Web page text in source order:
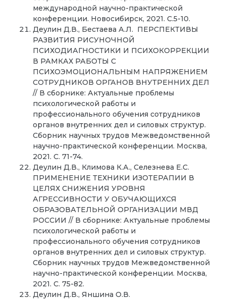
международной научно-практической
конференции. Новосибирск, 2021. С.5-10.
Деулин Д.В., Бестаева А.Л. ПЕРСПЕКТИВЫ
РАЗВИТИЯ РИСУНОЧНОЙ
ПСИХОДИАГНОСТИКИ И ПСИХОКОРРЕКЦИИ
В РАМКАХ РАБОТЫ С
ПСИХОЭМОЦИОНАЛЬНЫМ НАПРЯЖЕНИЕМ
СОТРУДНИКОВ ОРГАНОВ ВНУТРЕННИХ ДЕЛ
// В сборнике: Актуальные проблемы
психологической работы и
профессионального обучения сотрудников
органов внутренних дел и силовых структур.
Сборник научных трудов Межведомственной
научно-практической конференции. Москва,
2021. С. 71-74.
Деулин Д.В., Климова К.А., Селезнева Е.С.
ПРИМЕНЕНИЕ ТЕХНИКИ ИЗОТЕРАПИИ В
ЦЕЛЯХ СНИЖЕНИЯ УРОВНЯ
АГРЕССИВНОСТИ У ОБУЧАЮЩИХСЯ
ОБРАЗОВАТЕЛЬНОЙ ОРГАНИЗАЦИИ МВД
РОССИИ // В сборнике: Актуальные проблемы
психологической работы и
профессионального обучения сотрудников
органов внутренних дел и силовых структур.
Сборник научных трудов Межведомственной
научно-практической конференции. Москва,
2021. С. 75-82.
Деулин Д.В., Яншина О.В.